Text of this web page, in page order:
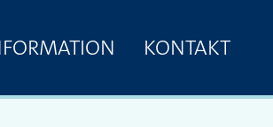
KONTAKT